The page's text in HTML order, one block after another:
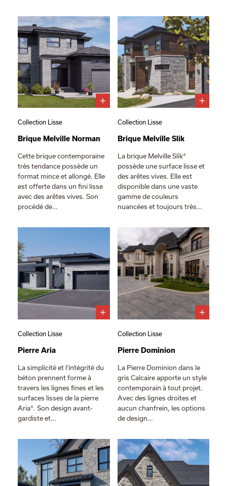
Collection Lisse
Brique Melville Norman
Cette brique contemporaine
très tendance possède un
format mince et allongé. Elle
est offerte dans un fini lisse
avec des arêtes vives. Son
procédé de…
Collection Lisse
Brique Melville Slik
La brique Melville Slik®
possède une surface lisse et
des arêtes vives. Elle est
disponible dans une vaste
gamme de couleurs
nuancées et toujours très…
Collection Lisse
Pierre Aria
La simplicité et l’intégrité du
béton prennent forme à
travers les lignes fines et les
surfaces lisses de la pierre
Aria®. Son design avant-
gardiste et…
Collection Lisse
Pierre Dominion
La Pierre Dominion dans le
gris Calcaire apporte un style
contemporain à tout projet.
Avec des lignes droites et
aucun chanfrein, les options
de design…